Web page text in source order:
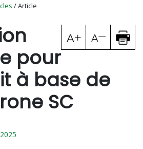
/ Article
pour
à base de
SC